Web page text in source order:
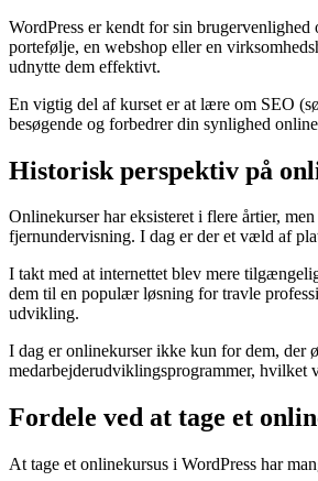
WordPress er kendt for sin
portefølje, en webshop eller en
udnytte dem effektivt.
En vigtig del af kurset er at lære om SEO
besøgende og forbedrer din synlighed
Historisk perspektiv på
Onlinekurser har eksisteret i flere årtier,
fjernundervisning. I dag er der et væld af
I takt med at internettet blev mere
dem til en populær løsning for travle
udvikling.
I dag er onlinekurser ikke kun for dem, der
medarbejderudviklingsprogrammer, hvilket
Fordele ved at tage et
At tage et onlinekursus i WordPress har